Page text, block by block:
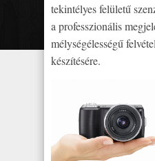
tekintélyes felületű
a professzionális
mélységélességű
készítésére.